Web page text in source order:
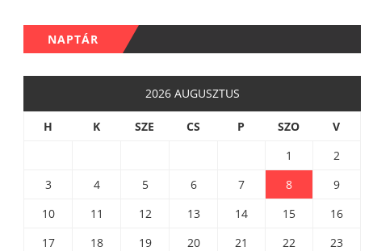
NAPTÁR
2026 AUGUSZTUS
H K SZE CS P SZO
V
1
2
3
4 5 6 7 8
9
10
11 12 13 14 15
16
17
18 19 20 21 22
23